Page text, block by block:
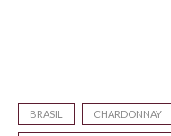
BRASIL CHARDONNAY